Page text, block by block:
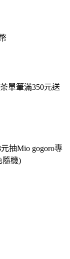
單筆滿350元送
抽Mio gogoro專
隨機)